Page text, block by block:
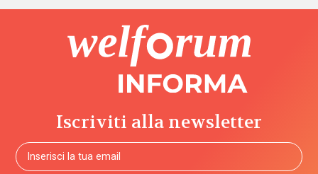
Iscriviti alla newsletter